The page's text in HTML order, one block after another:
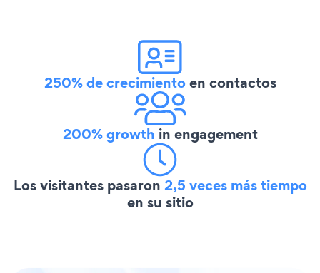
250% de crecimientoen contactos
200% growth in engagement
Los visitantes pasaron 2,5 veces más tiempo
en su sitio